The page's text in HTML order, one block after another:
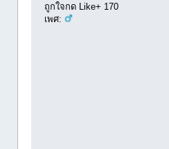
ถูกใจกด Like+ 170
เพศ: